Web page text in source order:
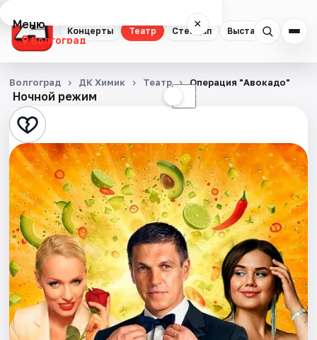
Концерты Театр Стендап Выставки
Меню ×
Волгоград
Концерты
Театр
Стендап
Выставки
Квесты
Экскурсии
Спорт
События
Ночной режим ☾
Волгоград ДК Химик Театр Операция "Авокадо"